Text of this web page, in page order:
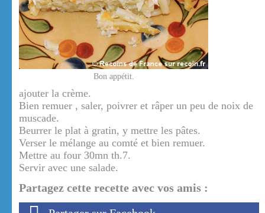
Bon appétit.
ajouter la crème.
Bien remuer , saler, poivrer et râper un peu de noix de
muscade.
Beurrer le plat à gratin, y mettre les pâtes.
Verser le mélange au comté et bien remuer.
Mettre au four 30mn th.7.
Servir avec une salade.
Partagez cette recette avec vos amis :